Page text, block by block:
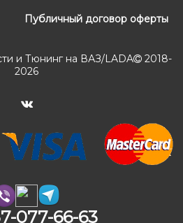
Публичный договор оферты
и Тюнинг на ВАЗ/LADA
2018-
2026
077-66-63